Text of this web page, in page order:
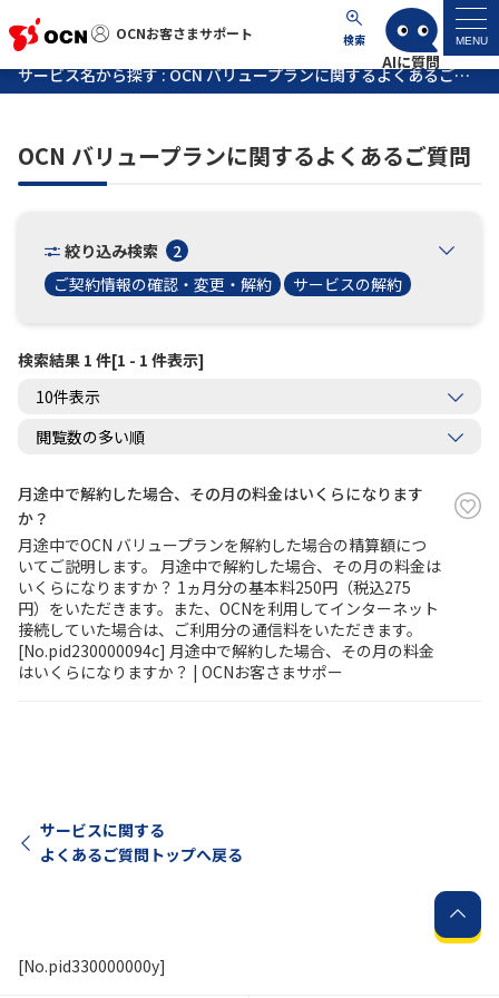
OCNお客さまサポート 検索 MENU
OCNお客さまサポート
マイページ
サポートトップ
サービス名から探す
よくあるご質問
工事・故障情報
各種ダウンロード
お問い合わせ
履歴・お気に入り
お知らせ サポートサイトの使い方
NTTドコモビジネスのお客さ
工事・故障情報通知
サービス名から探す : OCN バリュープランに関するよくあるご質問
OCN バリュープランに関するよくあるご質問
絞り込み検索
2
ご契約情報の確認・変更・解約
サービスの解約
検索結果 1 件[1 - 1 件表示]
月途中で解約した場合、その月の料金はいくらになります
か？
月途中でOCN バリュープランを解約した場合の精算額につ
いてご説明します。 月途中で解約した場合、その月の料金は
いくらになりますか？ 1ヵ月分の基本料250円（税込275
円）をいただきます。また、OCNを利用してインターネット
接続していた場合は、ご利用分の通信料をいただきます。
[No.pid230000094c] 月途中で解約した場合、その月の料金
はいくらになりますか？ | OCNお客さまサポー
サービスに関する
よくあるご質問トップへ戻る
[No.pid330000000y]